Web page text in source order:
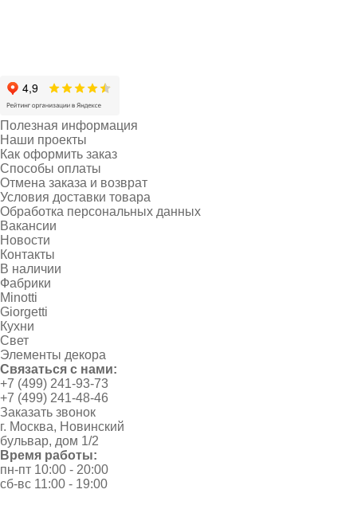
Полезная информация
Наши проекты
Как оформить заказ
Способы оплаты
Отмена заказа и возврат
Условия доставки товара
Обработка персональных данных
Вакансии
Новости
Контакты
В наличии
Фабрики
Minotti
Giorgetti
Кухни
Свет
Элементы декора
Связаться с нами:
+7 (499) 241-93-73
+7 (499) 241-48-46
Заказать звонок
г. Москва, Новинский
бульвар, дом 1/2
Время работы:
пн-пт 10:00 - 20:00
сб-вс 11:00 - 19:00